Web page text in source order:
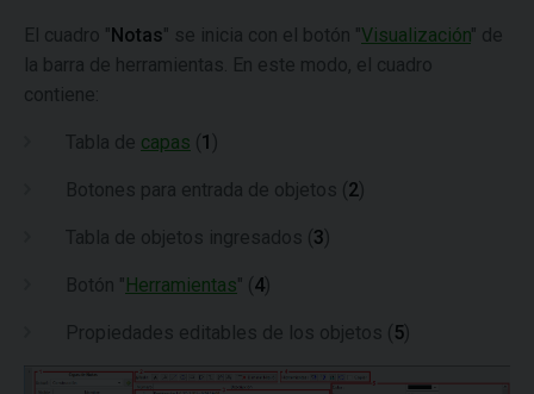
El cuadro "Notas" se inicia con el botón "Visualización" de
la barra de herramientas. En este modo, el cuadro
contiene:
Tabla de capas ( 1 )
Botones para entrada de objetos ( 2)
Tabla de objetos ingresados ( 3)
Botón "Herramientas" ( 4)
Propiedades editables de los objetos ( 5)